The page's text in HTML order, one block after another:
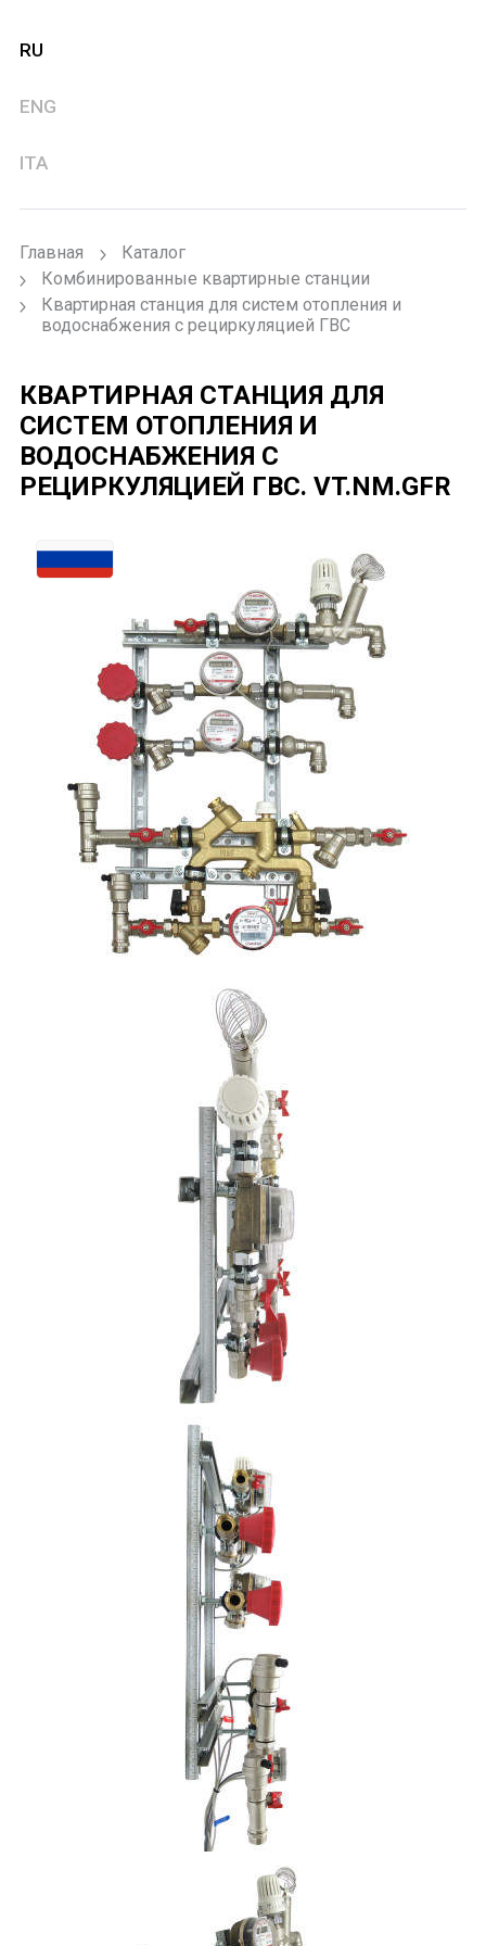
RU
ENG
ITA
Главная
Каталог
Комбинированные квартирные станции
Квартирная станция для систем отопления и
водоснабжения с рециркуляцией ГВС
КВАРТИРНАЯ СТАНЦИЯ ДЛЯ
СИСТЕМ ОТОПЛЕНИЯ И
ВОДОСНАБЖЕНИЯ С
РЕЦИРКУЛЯЦИЕЙ ГВС. VT.NM.GFR